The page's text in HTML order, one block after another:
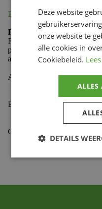
Beschrijving
RFX Pro Series F7 Taper
RFX Pro series F7 Taper Bar
produced using soft, flexible
and resistant to damage from
Aanvullende informatie
Beoordelingen (0)
Gekoppelde Motoren
Deze website
onze website te
alle cookies in
Cookiebeleid.
ALLES
DETAILS